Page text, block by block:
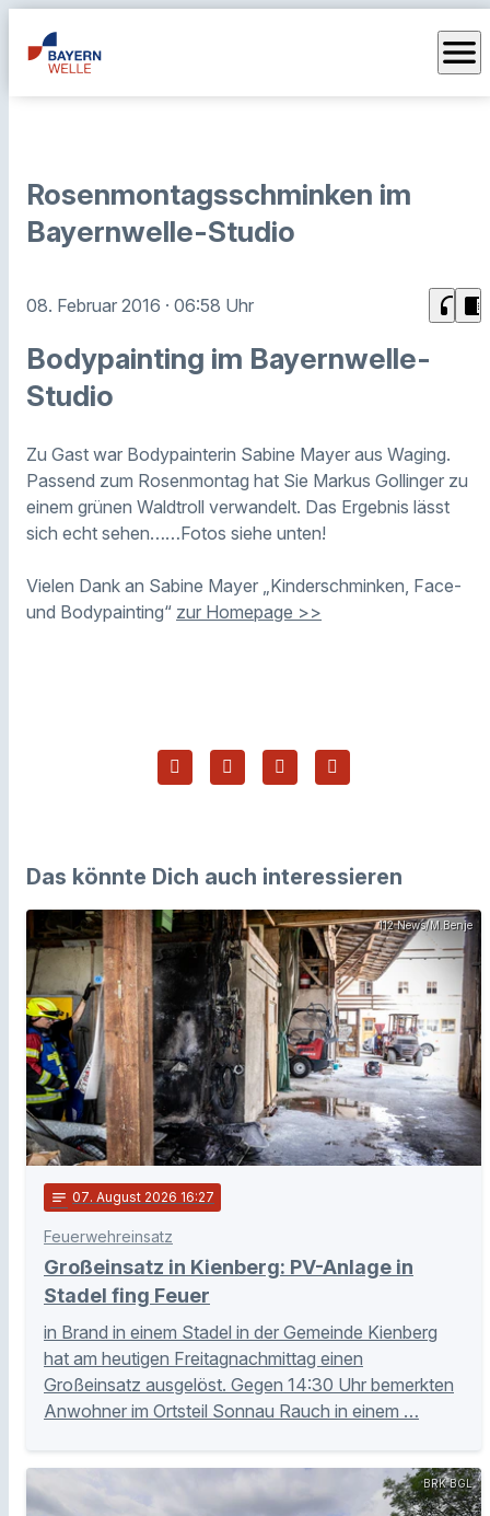
menu
Rosenmontagsschminken im
Bayernwelle-Studio
08. Februar 2016 · 06:58 Uhr headphones chrome_reader_mode
Bodypainting im Bayernwelle-
Studio
Zu Gast war Bodypainterin Sabine Mayer aus Waging.
Passend zum Rosenmontag hat Sie Markus Gollinger zu
einem grünen Waldtroll verwandelt. Das Ergebnis lässt
sich echt sehen……Fotos siehe unten!
Vielen Dank an Sabine Mayer „Kinderschminken, Face-
und Bodypainting“ zur Homepage >>
Das könnte Dich auch interessieren
112 News/M.Benje
notes 07. August 2026 16:27
Feuerwehreinsatz
Großeinsatz in Kienberg: PV-Anlage in
Stadel fing Feuer
in Brand in einem Stadel in der Gemeinde Kienberg
hat am heutigen Freitagnachmittag einen
Großeinsatz ausgelöst. Gegen 14:30 Uhr bemerkten
Anwohner im Ortsteil Sonnau Rauch in einem …
BRK BGL